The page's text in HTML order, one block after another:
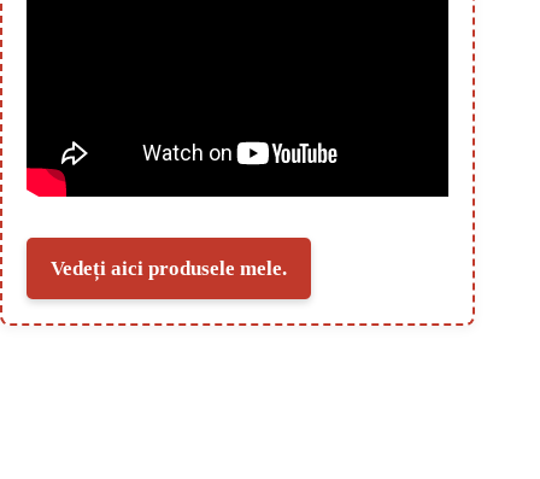
Vedeți aici produsele mele.